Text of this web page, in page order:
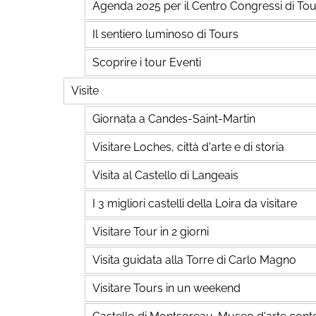
Agenda 2025 per il Centro Congressi di
Il sentiero luminoso di Tours
Scoprire i tour Eventi
Visite
Giornata a Candes-Saint-Martin
Visitare Loches, città d'arte e di storia
Visita al Castello di Langeais
I 3 migliori castelli della Loira da visitare
Visitare Tour in 2 giorni
Visita guidata alla Torre di Carlo Magno
Visitare Tours in un weekend